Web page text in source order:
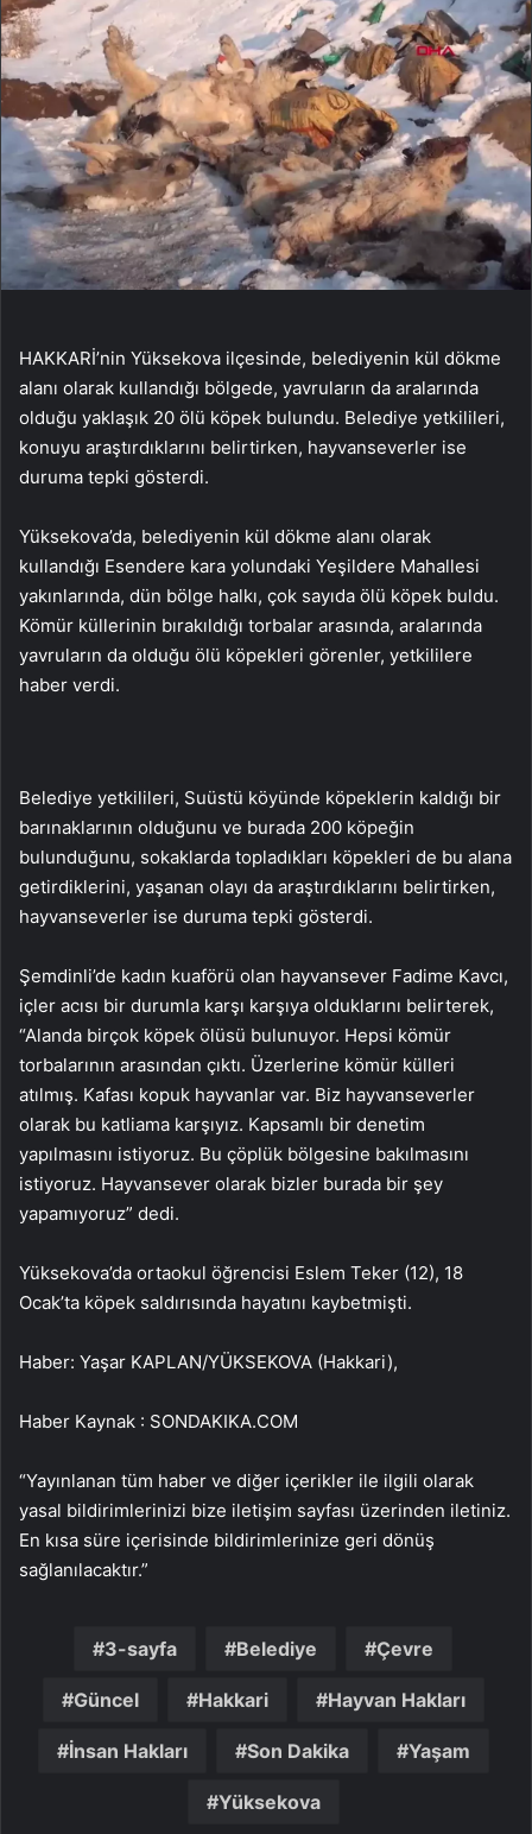
HAKKARİ’nin Yüksekova ilçesinde, belediyenin kül dökme
alanı olarak kullandığı bölgede, yavruların da aralarında
olduğu yaklaşık 20 ölü köpek bulundu. Belediye yetkilileri,
konuyu araştırdıklarını belirtirken, hayvanseverler ise
duruma tepki gösterdi.
Yüksekova’da, belediyenin kül dökme alanı olarak
kullandığı Esendere kara yolundaki Yeşildere Mahallesi
yakınlarında, dün bölge halkı, çok sayıda ölü köpek buldu.
Kömür küllerinin bırakıldığı torbalar arasında, aralarında
yavruların da olduğu ölü köpekleri görenler, yetkililere
haber verdi.
Belediye yetkilileri, Suüstü köyünde köpeklerin kaldığı bir
barınaklarının olduğunu ve burada 200 köpeğin
bulunduğunu, sokaklarda topladıkları köpekleri de bu alana
getirdiklerini, yaşanan olayı da araştırdıklarını belirtirken,
hayvanseverler ise duruma tepki gösterdi.
Şemdinli’de kadın kuaförü olan hayvansever Fadime Kavcı,
içler acısı bir durumla karşı karşıya olduklarını belirterek,
“Alanda birçok köpek ölüsü bulunuyor. Hepsi kömür
torbalarının arasından çıktı. Üzerlerine kömür külleri
atılmış. Kafası kopuk hayvanlar var. Biz hayvanseverler
olarak bu katliama karşıyız. Kapsamlı bir denetim
yapılmasını istiyoruz. Bu çöplük bölgesine bakılmasını
istiyoruz. Hayvansever olarak bizler burada bir şey
yapamıyoruz” dedi.
Yüksekova’da ortaokul öğrencisi Eslem Teker (12), 18
Ocak’ta köpek saldırısında hayatını kaybetmişti.
Haber: Yaşar KAPLAN/YÜKSEKOVA (Hakkari),
Haber Kaynak : SONDAKIKA.COM
“Yayınlanan tüm haber ve diğer içerikler ile ilgili olarak
yasal bildirimlerinizi bize iletişim sayfası üzerinden iletiniz.
En kısa süre içerisinde bildirimlerinize geri dönüş
sağlanılacaktır.”
3-sayfa Belediye Çevre
Güncel Hakkari Hayvan Hakları
İnsan Hakları Son Dakika Yaşam
Yüksekova